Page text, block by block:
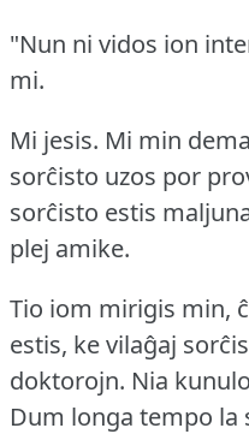
"Nun ni vidos ion
mi.
Mi jesis. Mi min
sorĉisto uzos por
sorĉisto estis
plej amike.
Tio iom mirigis min,
estis, ke vilaĝaj
doktorojn. Nia
Dum longa tempo